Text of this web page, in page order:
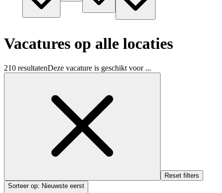
Vacatures op alle locaties
210 resultatenDeze vacature is geschikt voor ...
Reset filters
Sorteer op: Nieuwste eerst